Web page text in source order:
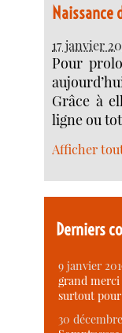
Naissance
17 janvier
Pour
Grâce à
ligne ou
Afficher
Derniers
9 janvier
grand
surtout
30